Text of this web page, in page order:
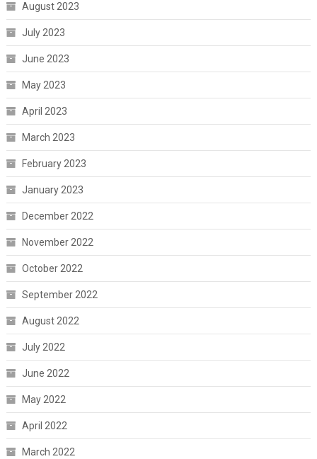
August 2023
July 2023
June 2023
May 2023
April 2023
March 2023
February 2023
January 2023
December 2022
November 2022
October 2022
September 2022
August 2022
July 2022
June 2022
May 2022
April 2022
March 2022